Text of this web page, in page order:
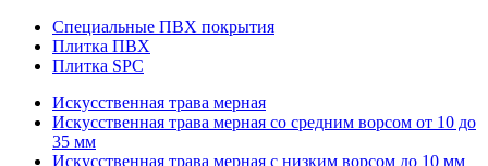
Специальные ПВХ покрытия
Плитка ПВХ
Плитка SPC
Искуccтвенная трава мерная
Искусственная трава мерная со средним ворсом от 10 до
35 мм
Искусственная трава мерная с низким ворсом до 10 мм